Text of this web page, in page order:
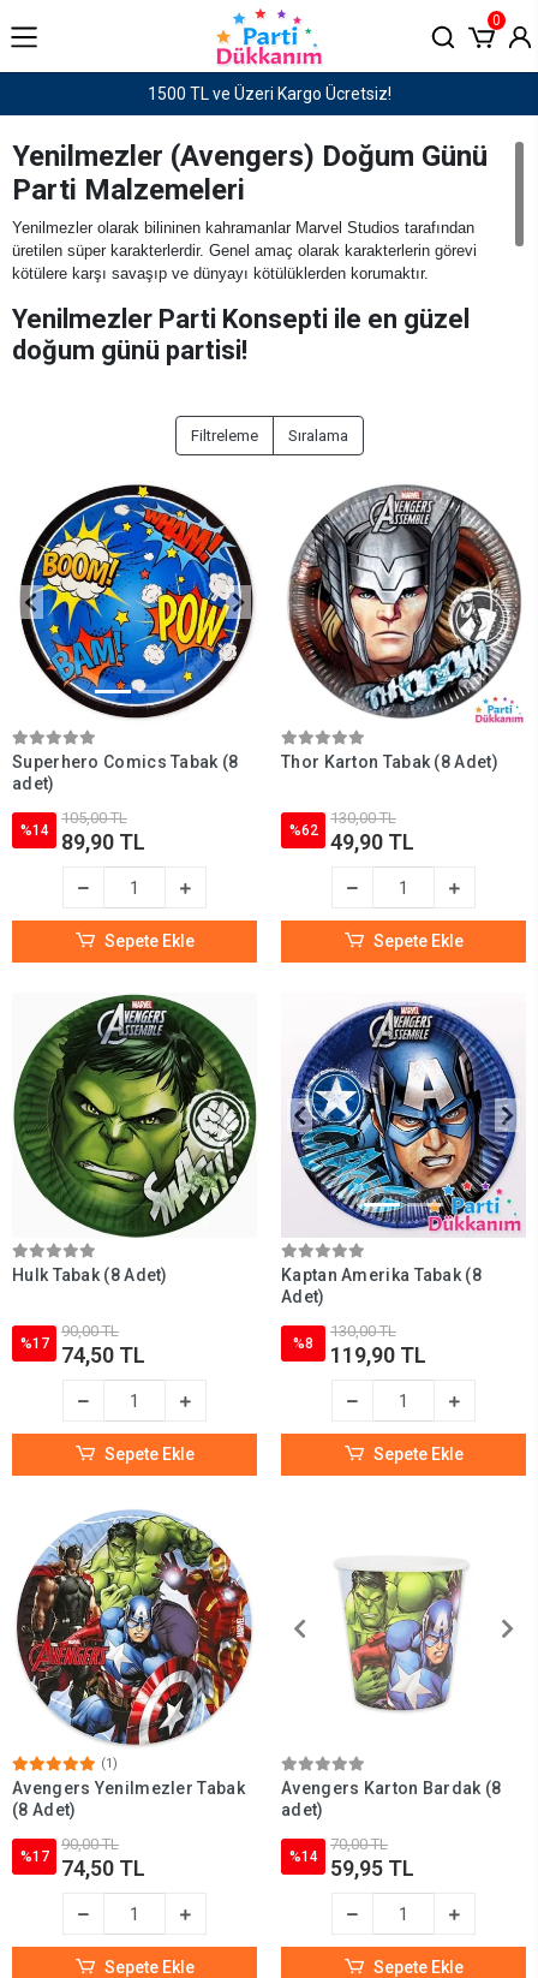
Haftaiçi saat 15:00'e kadar verilen siparişler AYNI GÜN KARGO!
0
Yenilmezler (Avengers) Doğum Günü
Parti Malzemeleri
Yenilmezler olarak bilininen kahramanlar Marvel Studios tarafından
üretilen süper karakterlerdir. Genel amaç olarak karakterlerin görevi
kötülere karşı savaşıp ve dünyayı kötülüklerden korumaktır.
Yenilmezler Parti Konsepti ile en güzel
doğum günü partisi!
dünyada beğenilerek izlenen filmin kahramanları Parti Dükkanımda
toplandı. Çocukların ilgisini çeken karakterlerden oluşan bir doğum günü
yaptığımız ürünler lisanslı ürünler olup gıda ile temasa uygundur.
Yenilemezler doğum günü partisi hazırlıkları yaparken birçok kahraman
olduğu için işiniz biraz daha kolaylaşıyor. Mesela yenilmezler olarak mısır
kutusu şu an üretüm aşamasında ondan dolayı bunu tek karakter
Spiderman olarak alabilirsiniz. Kaptan Amerika ürünlerinin bulunduğu
kategoriden farklı ürünler ile doğum günü partinizi zenginleştirebilirsiniz.
Filtreleme Sıralama
Superhero Comics Tabak (8
adet)
%14
105,00 TL
89,90 TL
Sepete Ekle
Thor Karton Tabak (8 Adet)
%62
130,00 TL
49,90 TL
Sepete Ekle
Hulk Tabak (8 Adet)
%17
90,00 TL
74,50 TL
Sepete Ekle
Kaptan Amerika Tabak (8
Adet)
%8
130,00 TL
119,90 TL
Sepete Ekle
(1)
Avengers Yenilmezler Tabak
(8 Adet)
%17
90,00 TL
74,50 TL
Sepete Ekle
Avengers Karton Bardak (8
adet)
%14
70,00 TL
59,95 TL
Sepete Ekle